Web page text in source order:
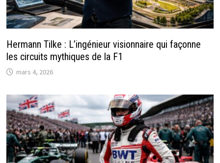
Hermann Tilke : L’ingénieur visionnaire qui façonne
les circuits mythiques de la F1
mars 4, 2026